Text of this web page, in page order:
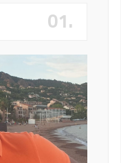
01.